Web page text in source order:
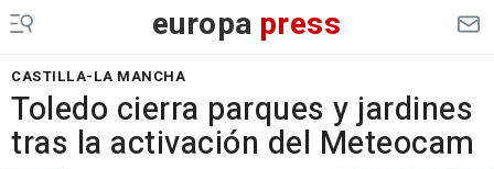
europa press
CASTILLA-LA MANCHA
Toledo cierra parques y jardines
tras la activación del Meteocam